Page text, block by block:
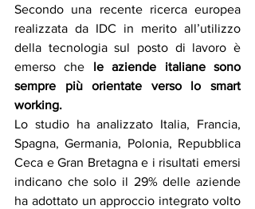
Secondo una recente ricerca europea
realizzata da IDC in merito all’utilizzo
della tecnologia sul posto di lavoro è
emerso che le aziende italiane sono
sempre più orientate verso lo smart
working.
Lo studio ha analizzato Italia, Francia,
Spagna, Germania, Polonia, Repubblica
Ceca e Gran Bretagna e i risultati emersi
indicano che solo il 29% delle aziende
ha adottato un approccio integrato volto